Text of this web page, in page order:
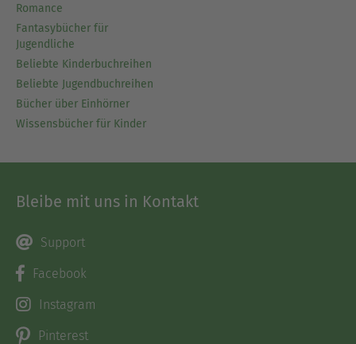
Romance
Fantasybücher für
Jugendliche
Beliebte Kinderbuchreihen
Beliebte Jugendbuchreihen
Bücher über Einhörner
Wissensbücher für Kinder
Bleibe mit uns in Kontakt
Support
Facebook
Instagram
Pinterest